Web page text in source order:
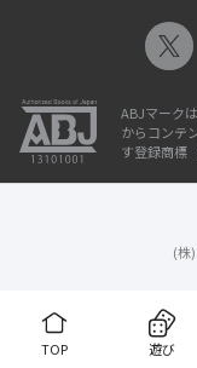
TOP 遊び
ABJマーク
からコンテ
す登録商標
(株